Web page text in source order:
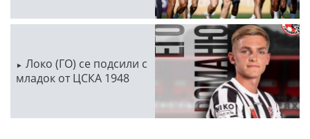
Локо (ГО) се подсили с
младок от ЦСКА 1948